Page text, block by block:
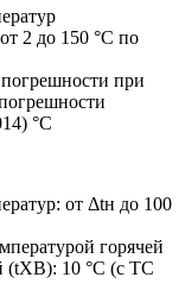
2 до 150 °C по
при
°C
от Δtн до 100
горячей
(tХВ): 10 °C (с ТС